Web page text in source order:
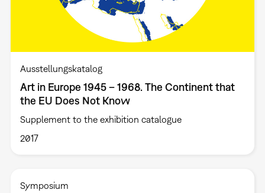
Ausstellungskatalog
Art in Europe 1945 – 1968. The Continent that
the EU Does Not Know
Supplement to the exhibition catalogue
2017
Symposium